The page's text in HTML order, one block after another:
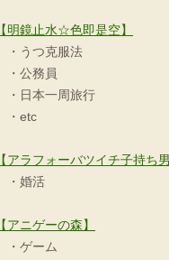
【明鏡止水☆色即是空】
・うつ克服法
・公務員
・日本一周旅行
・etc
【アラフォーバツイチ子持ち
・婚活
【アニゲーの森】
・ゲーム